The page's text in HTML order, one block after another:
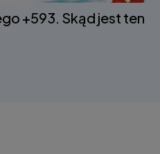
+593. Skąd jest ten